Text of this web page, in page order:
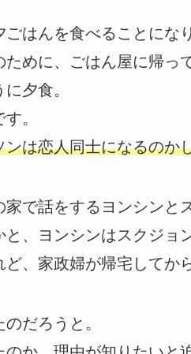
はんを食べることにな
めに、ごはん屋に帰っ
夕食。
。
は恋人同士になるのか
で話をするヨンシンと
、ヨンシンはスクジョ
、家政婦が帰宅してか
だろうと。